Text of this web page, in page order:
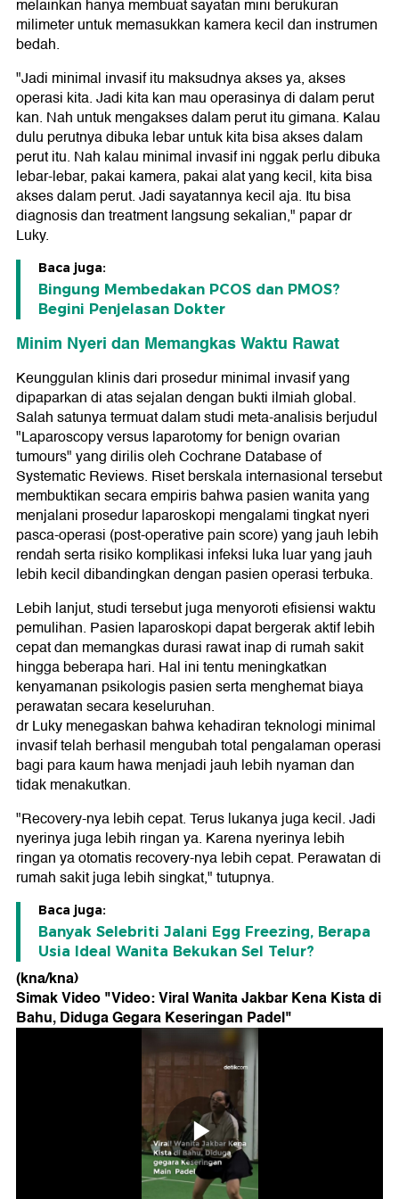
melainkan hanya membuat sayatan mini berukuran
milimeter untuk memasukkan kamera kecil dan instrumen
bedah.
"Jadi minimal invasif itu maksudnya akses ya, akses
operasi kita. Jadi kita kan mau operasinya di dalam perut
kan. Nah untuk mengakses dalam perut itu gimana. Kalau
dulu perutnya dibuka lebar untuk kita bisa akses dalam
perut itu. Nah kalau minimal invasif ini nggak perlu dibuka
lebar-lebar, pakai kamera, pakai alat yang kecil, kita bisa
akses dalam perut. Jadi sayatannya kecil aja. Itu bisa
diagnosis dan treatment langsung sekalian," papar dr
Luky.
Baca juga:
Bingung Membedakan PCOS dan PMOS?
Begini Penjelasan Dokter
Minim Nyeri dan Memangkas Waktu Rawat
Keunggulan klinis dari prosedur minimal invasif yang
dipaparkan di atas sejalan dengan bukti ilmiah global.
Salah satunya termuat dalam studi meta-analisis berjudul
"Laparoscopy versus laparotomy for benign ovarian
tumours" yang dirilis oleh Cochrane Database of
Systematic Reviews. Riset berskala internasional tersebut
membuktikan secara empiris bahwa pasien wanita yang
menjalani prosedur laparoskopi mengalami tingkat nyeri
pasca-operasi (post-operative pain score) yang jauh lebih
rendah serta risiko komplikasi infeksi luka luar yang jauh
lebih kecil dibandingkan dengan pasien operasi terbuka.
Lebih lanjut, studi tersebut juga menyoroti efisiensi waktu
pemulihan. Pasien laparoskopi dapat bergerak aktif lebih
cepat dan memangkas durasi rawat inap di rumah sakit
hingga beberapa hari. Hal ini tentu meningkatkan
kenyamanan psikologis pasien serta menghemat biaya
perawatan secara keseluruhan.
dr Luky menegaskan bahwa kehadiran teknologi minimal
invasif telah berhasil mengubah total pengalaman operasi
bagi para kaum hawa menjadi jauh lebih nyaman dan
tidak menakutkan.
"Recovery-nya lebih cepat. Terus lukanya juga kecil. Jadi
nyerinya juga lebih ringan ya. Karena nyerinya lebih
ringan ya otomatis recovery-nya lebih cepat. Perawatan di
rumah sakit juga lebih singkat," tutupnya.
Baca juga:
Banyak Selebriti Jalani Egg Freezing, Berapa
Usia Ideal Wanita Bekukan Sel Telur?
(kna/kna)
Simak Video "Video: Viral Wanita Jakbar Kena Kista di
Bahu, Diduga Gegara Keseringan Padel"